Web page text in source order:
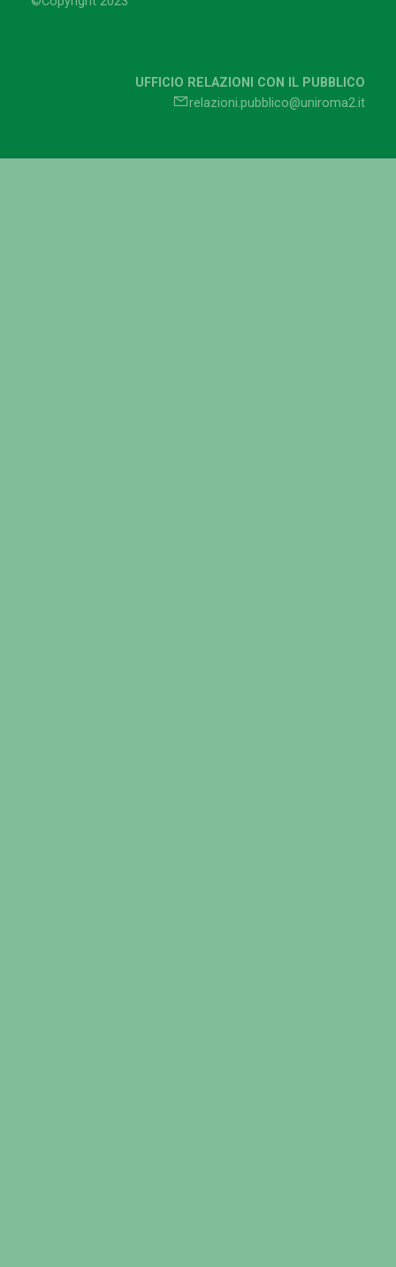
UFFICIO RELAZIONI CON IL PUBBLICO
relazioni.pubblico@uniroma2.it